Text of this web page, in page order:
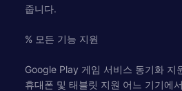
줍니다.
% 모든 기능 지원
Google Play 게임 서비스 동기화 지
휴대폰 및 태블릿 지원 어느 기기에